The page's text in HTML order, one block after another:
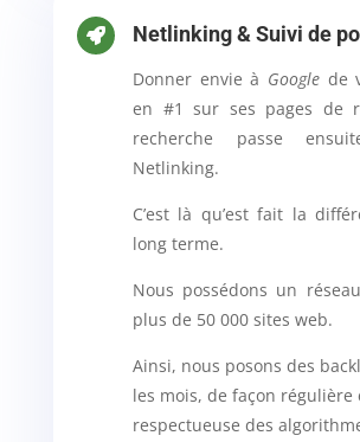
 Netlinking & Suivi de
Donner envie à Googlede
en #1 sur ses pages de
recherche passe
Netlinking.
C’est là qu’est fait la
long terme.
Nous possédons un
plus de 50 000 sites web.
Ainsi, nous posons des
les mois, de façon régulière
respectueuse des